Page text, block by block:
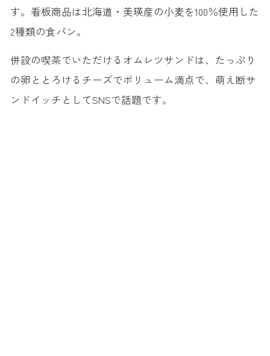
す。看板商品は北海道・美瑛産の小麦を100％使用した
2種類の食パン。
併設の喫茶でいただけるオムレツサンドは、たっぷり
の卵ととろけるチーズでボリューム満点で、萌え断サ
ンドイッチとしてSNSで話題です。